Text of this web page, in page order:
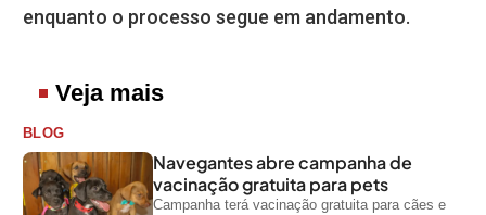
enquanto o processo segue em andamento.
Veja mais
BLOG
Navegantes abre campanha de
vacinação gratuita para pets
Campanha terá vacinação gratuita para cães e